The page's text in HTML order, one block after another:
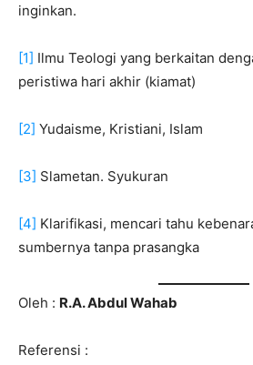
inginkan.
[1] Ilmu Teologi yang berkaitan
peristiwa hari akhir (kiamat)
[2] Yudaisme, Kristiani, Islam
[3] Slametan. Syukuran
[4] Klarifikasi, mencari tahu
sumbernya tanpa prasangka
Oleh : R.A. Abdul Wahab
Referensi :